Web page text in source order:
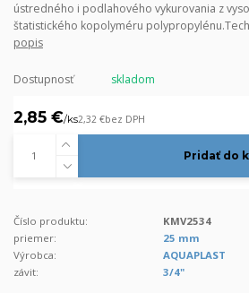
ústredného i podlahového vykurovania z
štatistického kopolyméru
popis
Dostupnosť skladom
2,85 €/ks2,32 €bez DPH
Pridať do
Číslo produktu:
KMV2534
priemer:
25 mm
Výrobca:
AQUAPLAST
závit:
3/4"